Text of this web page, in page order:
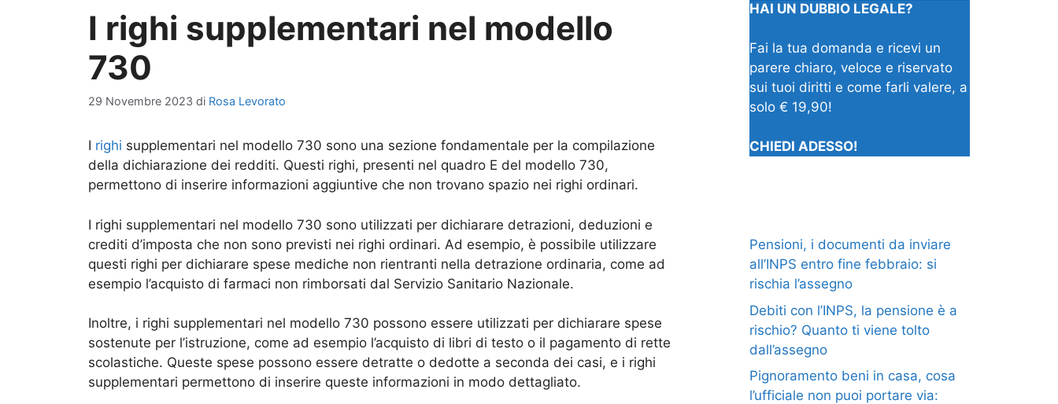
I righi supplementari nel modello
730
29 Novembre 2023 di Rosa Levorato
I righi supplementari nel modello 730 sono una sezione fondamentale per la compilazione
della dichiarazione dei redditi. Questi righi, presenti nel quadro E del modello 730,
permettono di inserire informazioni aggiuntive che non trovano spazio nei righi ordinari.
I righi supplementari nel modello 730 sono utilizzati per dichiarare detrazioni, deduzioni e
crediti d’imposta che non sono previsti nei righi ordinari. Ad esempio, è possibile utilizzare
questi righi per dichiarare spese mediche non rientranti nella detrazione ordinaria, come ad
esempio l’acquisto di farmaci non rimborsati dal Servizio Sanitario Nazionale.
Inoltre, i righi supplementari nel modello 730 possono essere utilizzati per dichiarare spese
sostenute per l’istruzione, come ad esempio l’acquisto di libri di testo o il pagamento di rette
scolastiche. Queste spese possono essere detratte o dedotte a seconda dei casi, e i righi
supplementari permettono di inserire queste informazioni in modo dettagliato.
HAI UN DUBBIO LEGALE?
Fai la tua domanda e ricevi un
parere chiaro, veloce e riservato
sui tuoi diritti e come farli valere, a
solo € 19,90!
CHIEDI ADESSO!
Pensioni, i documenti da inviare
all’INPS entro fine febbraio: si
rischia l’assegno
Debiti con l’INPS, la pensione è a
rischio? Quanto ti viene tolto
dall’assegno
Pignoramento beni in casa, cosa
l’ufficiale non puoi portare via: